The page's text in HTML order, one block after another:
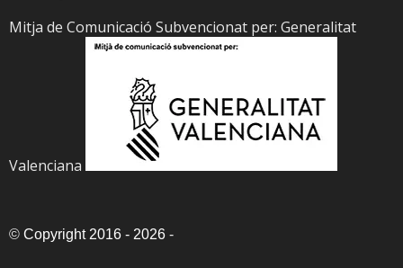
Mitja de Comunicació Subvencionat per: Generalitat
Valenciana
© Copyright 2016 - 2026 -